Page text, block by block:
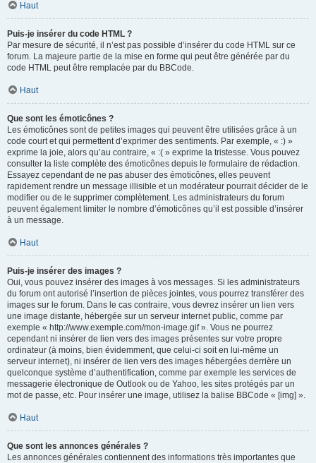
Haut
Puis-je insérer du code HTML ?
Par mesure de sécurité, il n’est pas possible d’insérer du code HTML sur ce
forum. La majeure partie de la mise en forme qui peut être générée par du
code HTML peut être remplacée par du BBCode.
Haut
Que sont les émoticônes ?
Les émoticônes sont de petites images qui peuvent être utilisées grâce à un
code court et qui permettent d’exprimer des sentiments. Par exemple, « :) »
exprime la joie, alors qu’au contraire, « :( » exprime la tristesse. Vous pouvez
consulter la liste complète des émoticônes depuis le formulaire de rédaction.
Essayez cependant de ne pas abuser des émoticônes, elles peuvent
rapidement rendre un message illisible et un modérateur pourrait décider de le
modifier ou de le supprimer complètement. Les administrateurs du forum
peuvent également limiter le nombre d’émoticônes qu’il est possible d’insérer
à un message.
Haut
Puis-je insérer des images ?
Oui, vous pouvez insérer des images à vos messages. Si les administrateurs
du forum ont autorisé l’insertion de pièces jointes, vous pourrez transférer des
images sur le forum. Dans le cas contraire, vous devrez insérer un lien vers
une image distante, hébergée sur un serveur internet public, comme par
exemple « http://www.exemple.com/mon-image.gif ». Vous ne pourrez
cependant ni insérer de lien vers des images présentes sur votre propre
ordinateur (à moins, bien évidemment, que celui-ci soit en lui-même un
serveur internet), ni insérer de lien vers des images hébergées derrière un
quelconque système d’authentification, comme par exemple les services de
messagerie électronique de Outlook ou de Yahoo, les sites protégés par un
mot de passe, etc. Pour insérer une image, utilisez la balise BBCode « [img] ».
Haut
Que sont les annonces générales ?
Les annonces générales contiennent des informations très importantes que